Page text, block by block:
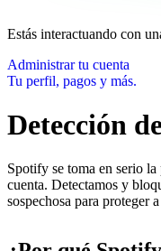
Estás interactuando con
Administrar tu cuenta
Tu perfil, pagos y más.
Detección
Spotify se toma en serio
cuenta. Detectamos y
sospechosa para proteger